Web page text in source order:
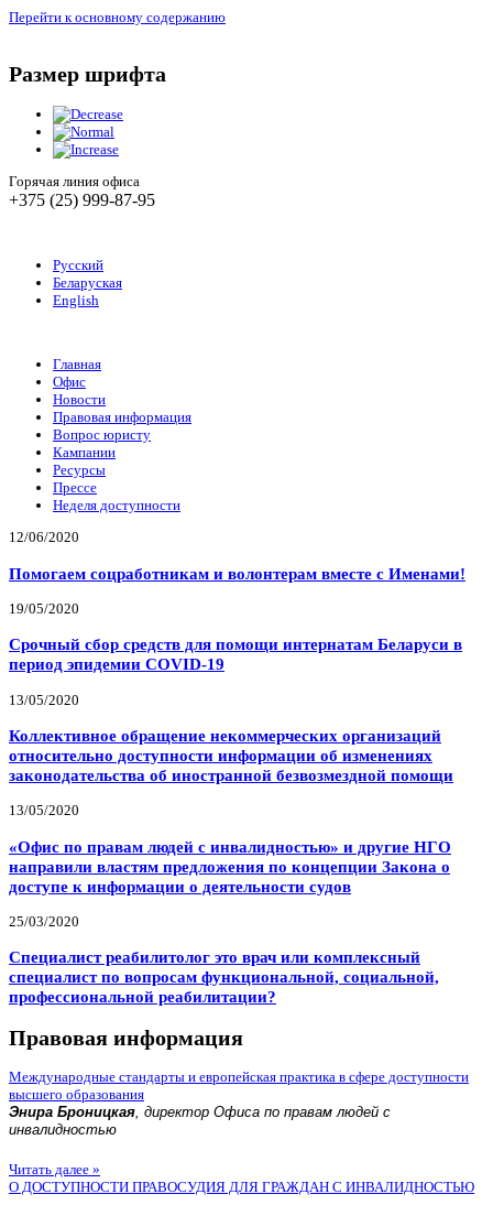
Перейти к основному содержанию
Размер шрифта
Горячая линия офиса
+375 (25) 999-87-95
Русский
Беларуская
English
Главная
Офис
Новости
Правовая информация
Вопрос юристу
Кампании
Ресурсы
Прессе
Неделя доступности
12/06/2020
Помогаем соцработникам и волонтерам вместе с Именами!
19/05/2020
Срочный сбор средств для помощи интернатам Беларуси в
период эпидемии COVID-19
13/05/2020
Коллективное обращение некоммерческих организаций
относительно доступности информации об изменениях
законодательства об иностранной безвозмездной помощи
13/05/2020
«Офис по правам людей с инвалидностью» и другие НГО
направили властям предложения по концепции Закона о
доступе к информации о деятельности судов
25/03/2020
Специалист реабилитолог это врач или комплексный
специалист по вопросам функциональной, социальной,
профессиональной реабилитации?
Правовая информация
Международные стандарты и европейская практика в сфере доступности
высшего образования
Энира Броницкая, директор Офиса по правам людей с
инвалидностью
Читать далее »
О ДОСТУПНОСТИ ПРАВОСУДИЯ ДЛЯ ГРАЖДАН С ИНВАЛИДНОСТЬЮ